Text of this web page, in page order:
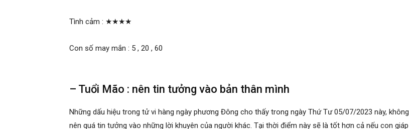
Tình cảm : ★★★★
Con số may mắn : 5 , 20 , 60
– Tuổi Mão : nên tin tưởng vào bản thân mình
Những dấu hiệu trong tử vi hàng ngày phương Đông cho thấy trong ngày Thứ Tư 05/07/2023 này, không
nên quá tin tưởng vào những lời khuyên của người khác. Tại thời điểm này sẽ là tốt hơn cả nếu con giáp